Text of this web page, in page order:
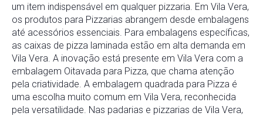
um item indispensável em qualquer pizzaria. Em Vila Vera,
os produtos para Pizzarias abrangem desde embalagens
até acessórios essenciais. Para embalagens específicas,
as caixas de pizza laminada estão em alta demanda em
Vila Vera. A inovação está presente em Vila Vera com a
embalagem Oitavada para Pizza, que chama atenção
pela criatividade. A embalagem quadrada para Pizza é
uma escolha muito comum em Vila Vera, reconhecida
pela versatilidade. Nas padarias e pizzarias de Vila Vera,